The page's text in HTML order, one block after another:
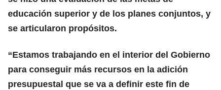
educación superior y de los planes conjuntos, y
se articularon propósitos.
“Estamos trabajando en el interior del Gobierno
para conseguir más recursos en la adición
presupuestal que se va a definir este fin de